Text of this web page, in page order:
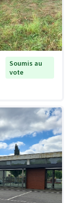
Soumis au
vote